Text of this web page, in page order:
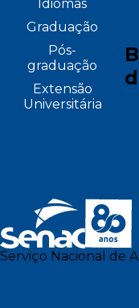
Idiomas
Graduação
Pós-
graduação
Extensão
Universitária
Serviço Nacional de